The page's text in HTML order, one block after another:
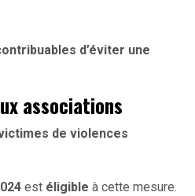
d’éviter une
associations
de violences
est éligible à cette mesure.